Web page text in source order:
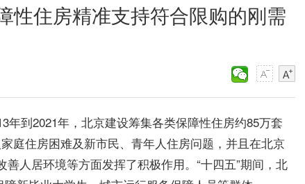
性住房精准支持符合限购的刚需
到2021年，北京建设筹集各类保障性住房约85万套
庭住房困难及新市民、青年人住房问题，并且在北京
人居环境等方面发挥了积极作用。“十四五”期间，北